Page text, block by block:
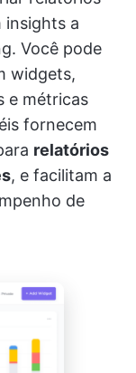
insights a
Você pode
widgets,
e métricas
fornecem
relatórios
, e facilitam a
de